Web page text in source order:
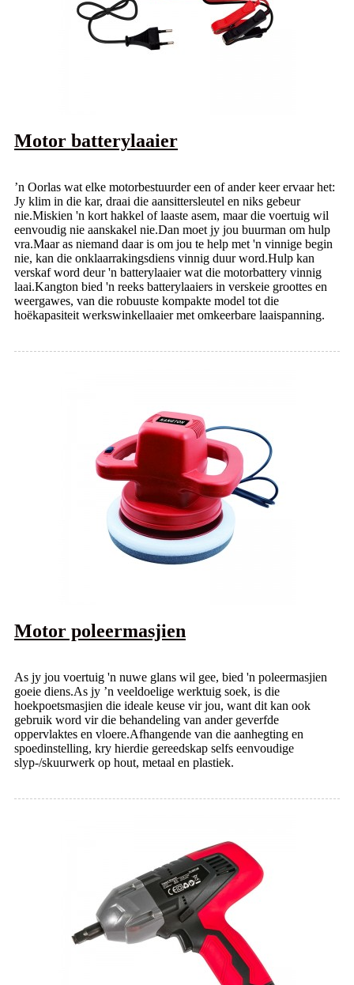
Motor batterylaaier
’n Oorlas wat elke motorbestuurder een of ander keer ervaar het:
Jy klim in die kar, draai die aansittersleutel en niks gebeur
nie.Miskien 'n kort hakkel of laaste asem, maar die voertuig wil
eenvoudig nie aanskakel nie.Dan moet jy jou buurman om hulp
vra.Maar as niemand daar is om jou te help met 'n vinnige begin
nie, kan die onklaarrakingsdiens vinnig duur word.Hulp kan
verskaf word deur 'n batterylaaier wat die motorbattery vinnig
laai.Kangton bied 'n reeks batterylaaiers in verskeie groottes en
weergawes, van die robuuste kompakte model tot die
hoëkapasiteit werkswinkellaaier met omkeerbare laaispanning.
Motor poleermasjien
As jy jou voertuig 'n nuwe glans wil gee, bied 'n poleermasjien
goeie diens.As jy ’n veeldoelige werktuig soek, is die
hoekpoetsmasjien die ideale keuse vir jou, want dit kan ook
gebruik word vir die behandeling van ander geverfde
oppervlaktes en vloere.Afhangende van die aanhegting en
spoedinstelling, kry hierdie gereedskap selfs eenvoudige
slyp-/skuurwerk op hout, metaal en plastiek.